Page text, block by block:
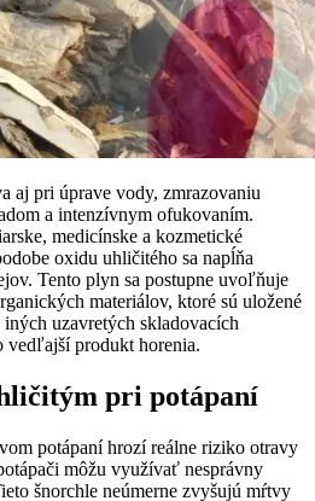
aj pri úprave vody, zmrazovaniu
a intenzívnym ofukovaním.
medicínske a kozmetické
oxidu uhličitého sa napĺňa
Tento plyn sa postupne uvoľňuje
materiálov, ktoré sú uložené
uzavretých skladovacích
vedľajší produkt horenia.
pri potápaní
potápaní hrozí reálne riziko otravy
môžu využívať nesprávny
šnorchle neúmerne zvyšujú mŕtvy